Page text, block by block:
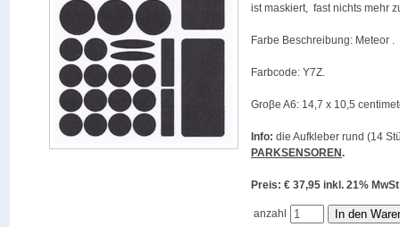
ist maskiert, fast nichts mehr
Farbe Beschreibung: Meteor .
Farbcode: Y7Z.
Groβe A6: 14,7 x 10,5
Info: die Aufkleber rund (14
PARKSENSOREN.
Preis: € 37,95 inkl. 21%
anzahl